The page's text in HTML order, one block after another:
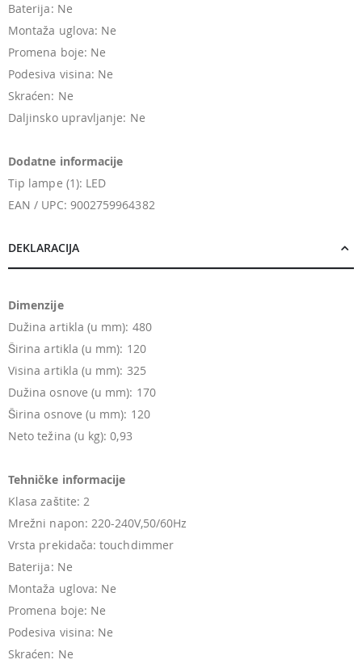
Baterija: Ne
Montaža uglova: Ne
Promena boje: Ne
Podesiva visina: Ne
Skraćen: Ne
Daljinsko upravljanje: Ne
Dodatne informacije
Tip lampe (1): LED
EAN / UPC: 9002759964382
DEKLARACIJA
Dimenzije
Dužina artikla (u mm): 480
Širina artikla (u mm): 120
Visina artikla (u mm): 325
Dužina osnove (u mm): 170
Širina osnove (u mm): 120
Neto težina (u kg): 0,93
Tehničke informacije
Klasa zaštite: 2
Mrežni napon: 220-240V,50/60Hz
Vrsta prekidača: touchdimmer
Baterija: Ne
Montaža uglova: Ne
Promena boje: Ne
Podesiva visina: Ne
Skraćen: Ne